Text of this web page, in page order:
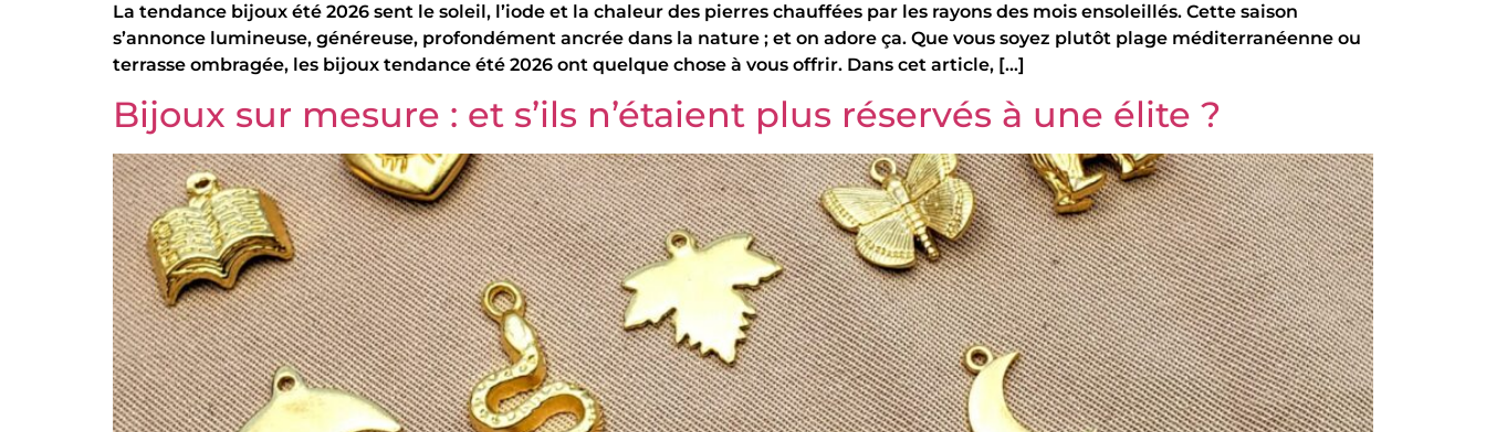
La tendance bijoux été 2026 sent le soleil, l’iode et la chaleur des pierres chauffées par les rayons des mois ensoleillés. Cette saison
s’annonce lumineuse, généreuse, profondément ancrée dans la nature ; et on adore ça. Que vous soyez plutôt plage méditerranéenne ou
terrasse ombragée, les bijoux tendance été 2026 ont quelque chose à vous offrir. Dans cet article, […]
Bijoux sur mesure : et s’ils n’étaient plus réservés à une élite ?